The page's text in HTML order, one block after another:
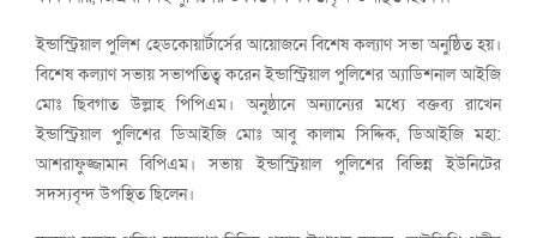
ইন্ডাস্ট্রিয়াল পুলিশ হেডকোয়ার্টার্সের আয়োজনে বিশেষ কল্যাণ সভা অনুষ্ঠিত হয়।
বিশেষ কল্যাণ সভায় সভাপতিত্ব করেন ইন্ডাস্ট্রিয়াল পুলিশের অ্যাডিশনাল আইজি
মোঃ ছিবগাত উল্লাহ পিপিএম। অনুষ্ঠানে অন্যান্যের মধ্যে বক্তব্য রাখেন
ইন্ডাস্ট্রিয়াল পুলিশের ডিআইজি মোঃ আবু কালাম সিদ্দিক, ডিআইজি মহা:
আশরাফুজ্জামান বিপিএম। সভায় ইন্ডাস্ট্রিয়াল পুলিশের বিভিন্ন ইউনিটের
সদস্যবৃন্দ উপস্থিত ছিলেন।